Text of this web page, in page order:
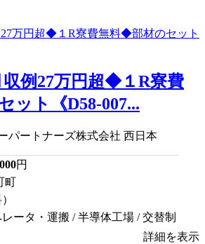
収例27万円超◆１R寮費
ット《D58-007...
パートナーズ株式会社 西日本
円
町
ータ・運搬 / 半導体工場 / 交替制
詳細を表示